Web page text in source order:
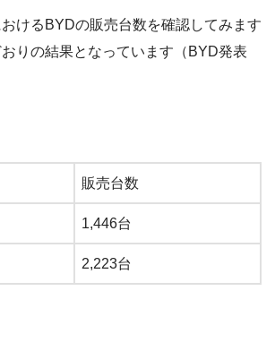
けるBYDの販売台数を確認してみます
りの結果となっています（BYD発表
販売台数
1,446台
2,223台